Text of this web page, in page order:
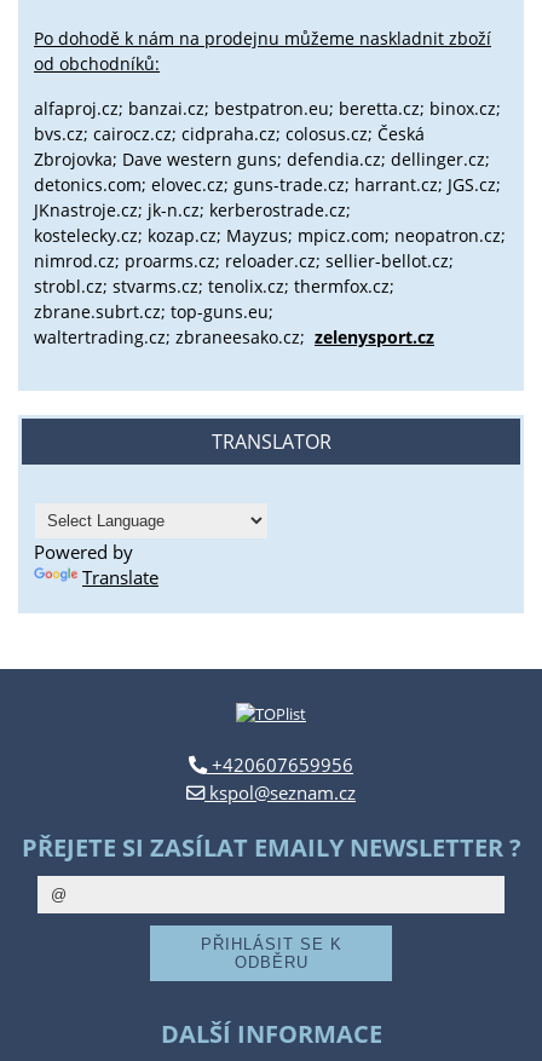
Po dohodě k nám na prodejnu můžeme naskladnit zboží
od obchodníků:
alfaproj.cz; banzai.cz; bestpatron.eu; beretta.cz; binox.cz;
bvs.cz; cairocz.cz; cidpraha.cz; colosus.cz; Česká
Zbrojovka; Dave western guns; defendia.cz; dellinger.cz;
detonics.com; elovec.cz; guns-trade.cz; harrant.cz; JGS.cz;
JKnastroje.cz; jk-n.cz; kerberostrade.cz;
kostelecky.cz; kozap.cz; Mayzus; mpicz.com; neopatron.cz;
nimrod.cz; proarms.cz; reloader.cz; sellier-bellot.cz;
strobl.cz; stvarms.cz; tenolix.cz; thermfox.cz;
zbrane.subrt.cz; top-guns.eu;
waltertrading.cz; zbraneesako.cz; zelenysport.cz
TRANSLATOR
Powered by
Translate
+420607659956
kspol@seznam.cz
PŘEJETE SI ZASÍLAT EMAILY NEWSLETTER ?
DALŠÍ INFORMACE